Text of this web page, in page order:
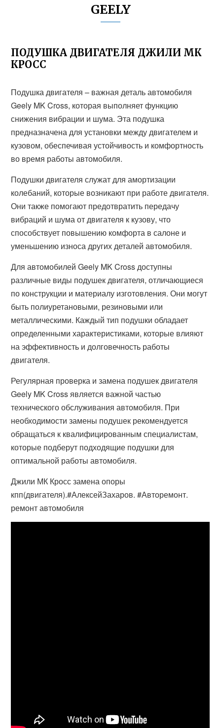
GEELY
ПОДУШКА ДВИГАТЕЛЯ ДЖИЛИ МК
КРОСС
Подушка двигателя – важная деталь автомобиля
Geely MK Cross, которая выполняет функцию
снижения вибрации и шума. Эта подушка
предназначена для установки между двигателем и
кузовом, обеспечивая устойчивость и комфортность
во время работы автомобиля.
Подушки двигателя служат для амортизации
колебаний, которые возникают при работе двигателя.
Они также помогают предотвратить передачу
вибраций и шума от двигателя к кузову, что
способствует повышению комфорта в салоне и
уменьшению износа других деталей автомобиля.
Для автомобилей Geely MK Cross доступны
различные виды подушек двигателя, отличающиеся
по конструкции и материалу изготовления. Они могут
быть полиуретановыми, резиновыми или
металлическими. Каждый тип подушки обладает
определенными характеристиками, которые влияют
на эффективность и долговечность работы
двигателя.
Регулярная проверка и замена подушек двигателя
Geely MK Cross является важной частью
технического обслуживания автомобиля. При
необходимости замены подушек рекомендуется
обращаться к квалифицированным специалистам,
которые подберут подходящие подушки для
оптимальной работы автомобиля.
Джили МК Кросс замена опоры
кпп(двигателя).#АлексейЗахаров. #Авторемонт.
ремонт автомобиля